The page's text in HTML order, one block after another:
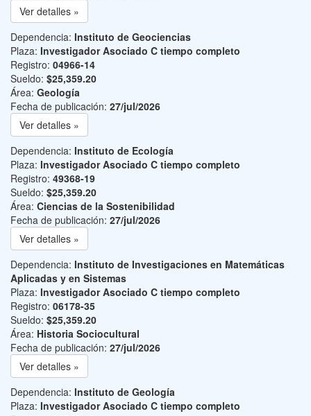
Ver detalles »
Dependencia: Instituto de Geociencias
Plaza: Investigador Asociado C tiempo completo
Registro: 04966-14
Sueldo: $25,359.20
Área: Geología
Fecha de publicación: 27/jul/2026
Ver detalles »
Dependencia: Instituto de Ecología
Plaza: Investigador Asociado C tiempo completo
Registro: 49368-19
Sueldo: $25,359.20
Área: Ciencias de la Sostenibilidad
Fecha de publicación: 27/jul/2026
Ver detalles »
Dependencia: Instituto de Investigaciones en Matemáticas
Aplicadas y en Sistemas
Plaza: Investigador Asociado C tiempo completo
Registro: 06178-35
Sueldo: $25,359.20
Área: Historia Sociocultural
Fecha de publicación: 27/jul/2026
Ver detalles »
Dependencia: Instituto de Geología
Plaza: Investigador Asociado C tiempo completo